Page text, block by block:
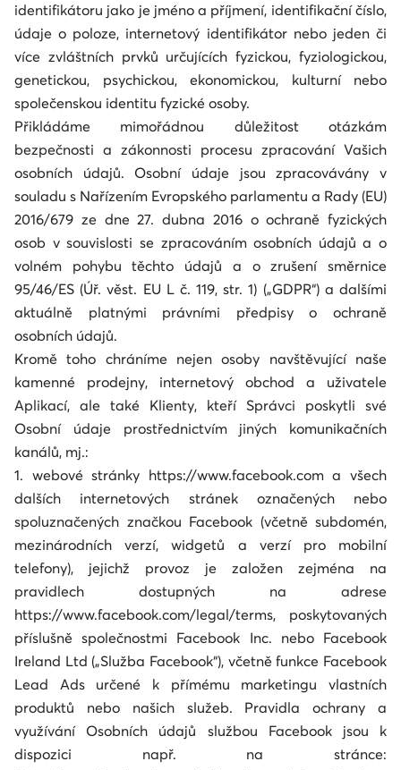
identifikátoru jako je jméno a příjmení, identifikační číslo,
údaje o poloze, internetový identifikátor nebo jeden či
více zvláštních prvků určujících fyzickou, fyziologickou,
genetickou, psychickou, ekonomickou, kulturní nebo
společenskou identitu fyzické osoby.
Přikládáme mimořádnou důležitost otázkám
bezpečnosti a zákonnosti procesu zpracování Vašich
osobních údajů. Osobní údaje jsou zpracovávány v
souladu s Nařízením Evropského parlamentu a Rady (EU)
2016/679 ze dne 27. dubna 2016 o ochraně fyzických
osob v souvislosti se zpracováním osobních údajů a o
volném pohybu těchto údajů a o zrušení směrnice
95/46/ES (Úř. věst. EU L č. 119, str. 1) („GDPR“) a dalšími
aktuálně platnými právními předpisy o ochraně
osobních údajů.
Kromě toho chráníme nejen osoby navštěvující naše
kamenné prodejny, internetový obchod a uživatele
Aplikací, ale také Klienty, kteří Správci poskytli své
Osobní údaje prostřednictvím jiných komunikačních
kanálů, mj.:
1. webové stránky https://www.facebook.com a všech
dalších internetových stránek označených nebo
spoluznačených značkou Facebook (včetně subdomén,
mezinárodních verzí, widgetů a verzí pro mobilní
telefony), jejichž provoz je založen zejména na
pravidlech dostupných na adrese
https://www.facebook.com/legal/terms, poskytovaných
příslušně společnostmi Facebook Inc. nebo Facebook
Ireland Ltd („Služba Facebook“), včetně funkce Facebook
Lead Ads určené k přímému marketingu vlastních
produktů nebo našich služeb. Pravidla ochrany a
využívání Osobních údajů službou Facebook jsou k
dispozici např. na stránce: